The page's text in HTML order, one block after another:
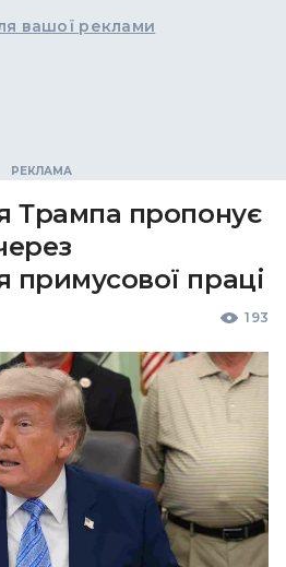
вашої реклами
Трампа пропонує
примусової праці
193